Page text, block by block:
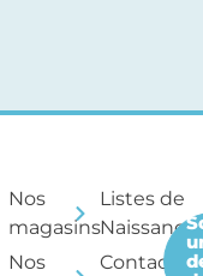
Nos
magasins
Nos
Listes de
Naissance